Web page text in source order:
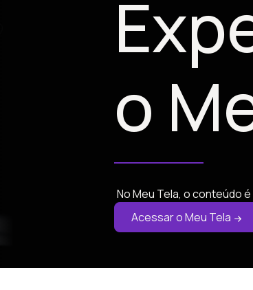
o
No Meu Tela, o conteúdo
Acessar o Meu Tela